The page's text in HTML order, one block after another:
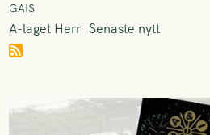
GAIS
A-laget Herr Senaste nytt